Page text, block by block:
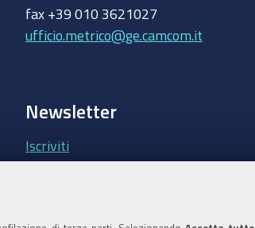
fax +39 010 3621027
ufficio.metrico@ge.camcom.it
Newsletter
Iscriviti
Accedi